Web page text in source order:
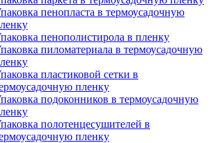
пенопласта в термоусадочную
пенополистирола в пленку
пиломатериала в термоусадочную
пластиковой сетки в
пленку
подоконников в термоусадочную
полотенцесушителей в
пленку